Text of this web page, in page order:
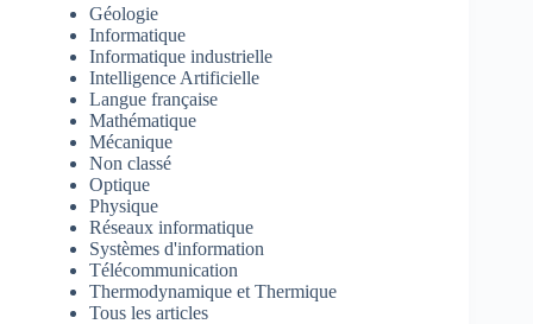
Géologie
Informatique
Informatique industrielle
Intelligence Artificielle
Langue française
Mathématique
Mécanique
Non classé
Optique
Physique
Réseaux informatique
Systèmes d'information
Télécommunication
Thermodynamique et Thermique
Tous les articles